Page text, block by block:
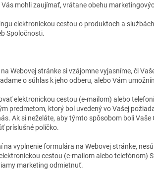
mohli zaujímať, vrátane obehu
elektronickou cestou o produktoch a službách
Spoločnosti.
Webovej stránke si vzájomne vyjasníme, či
o súhlas k jeho odberu, alebo Vám
elektronickou cestou (e-mailom) alebo
predmetom, ktorý bol uvedený vo Vašej
Ak si neželáte, aby týmto spôsobom boli
príslušné políčko.
na vyplnenie formulára na Webovej stránke,
cestou (e-mailom alebo telefónom)
marketing odmietnuť.